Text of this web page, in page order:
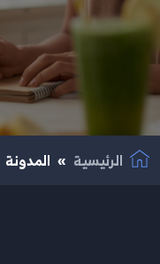
الرئيسية المدونة